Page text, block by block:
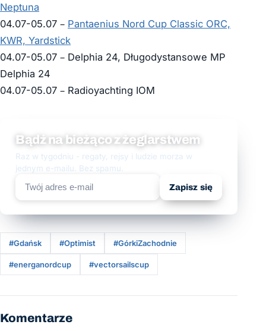
Neptuna
04.07-05.07 – Pantaenius Nord Cup Classic ORC,
KWR, Yardstick
04.07-05.07 – Delphia 24, Długodystansowe MP
Delphia 24
04.07-05.07 – Radioyachting IOM
Bądź na bieżąco z żeglarstwem
Raz w tygodniu - regaty, rejsy i ludzie morza w
jednym e-mailu. Bez spamu.
Zapisz się
#Gdańsk #Optimist #GórkiZachodnie
#energanordcup #vectorsailscup
Komentarze